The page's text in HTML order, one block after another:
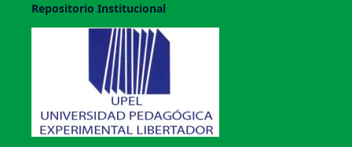
Repositorio Institucional